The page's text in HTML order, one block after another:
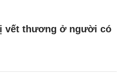
vết thương ở người có